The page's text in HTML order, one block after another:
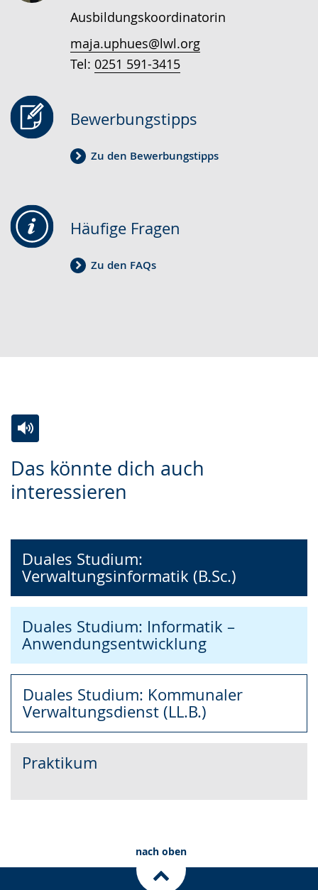
Ausbildungskoordinatorin
maja.uphues@lwl.org
Tel: 0251 591-3415
Bewerbungstipps
Zu den Bewerbungstipps
Häufige Fragen
Zu den FAQs
Das könnte dich auch
interessieren
Leichten
Sprache
Audio-
Unterstützung.
Video
in
wird
angezeigt.
Duales Studium:
Verwaltungsinformatik (B.Sc.)
Duales Studium: Informatik –
Anwendungsentwicklung
Duales Studium: Kommunaler
Verwaltungsdienst (LL.B.)
Praktikum
nach oben